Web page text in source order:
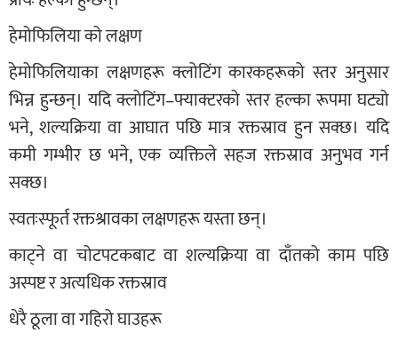
हेमोफिलिया को लक्षण
हेमोफिलियाका लक्षणहरू क्लोटिंग कारकहरूको स्तर अनुसार
भिन्न हुन्छन्। यदि क्लोटिंग–फ्याक्टरको स्तर हल्का रूपमा घट्यो
भने, शल्यक्रिया वा आघात पछि मात्र रक्तस्राव हुन सक्छ। यदि
कमी गम्भीर छ भने, एक व्यक्तिले सहज रक्तस्राव अनुभव गर्न
सक्छ।
स्वतःस्फूर्त रक्तश्रावका लक्षणहरू यस्ता छन्।
काट्ने वा चोटपटकबाट वा शल्यक्रिया वा दाँतको काम पछि
अस्पष्ट र अत्यधिक रक्तस्राव
धेरै ठूला वा गहिरो घाउहरू